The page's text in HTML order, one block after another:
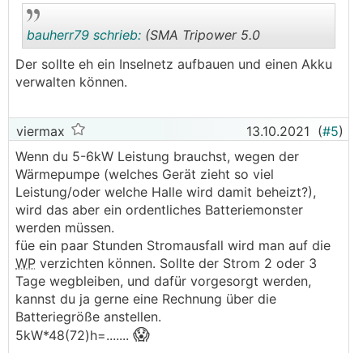
bauherr79 schrieb: (SMA Tripower 5.0
Der sollte eh ein Inselnetz aufbauen und einen Akku
verwalten können.
viermax 13.10.2021 (#5)
Wenn du 5-6kW Leistung brauchst, wegen der
Wärmepumpe (welches Gerät zieht so viel
Leistung/oder welche Halle wird damit beheizt?),
wird das aber ein ordentliches Batteriemonster
werden müssen.
füe ein paar Stunden Stromausfall wird man auf die
WP verzichten können. Sollte der Strom 2 oder 3
Tage wegbleiben, und dafür vorgesorgt werden,
kannst du ja gerne eine Rechnung über die
Batteriegröße anstellen.
5kW*48(72)h=....... 😱